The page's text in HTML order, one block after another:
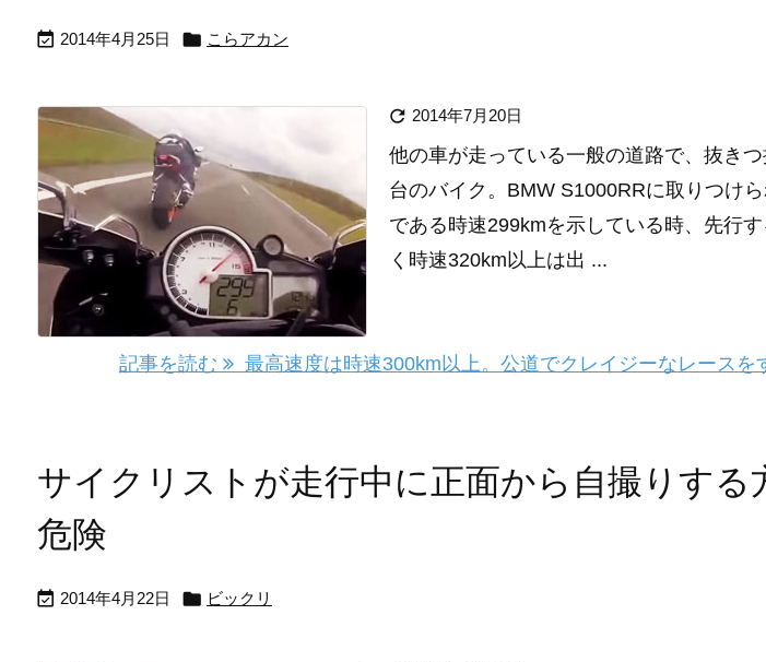
 2014年4月25日  こらアカン
 2014年7月20日
他の車が走っている一般の道路で、抜き
台のバイク。BMW S1000RRに取りつけ
である時速299kmを示している時、先行
く時速320km以上は出 ...
記事を読む 最高速度は時速300km以上。公道でクレイジーなレースを
サイクリストが走行中に正面から自撮りする
危険
 2014年4月22日  ビックリ